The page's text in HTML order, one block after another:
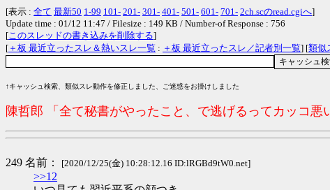
[表示 : 全て 最新50 1-99 101- 201- 301- 401- 501- 601- 701- 2ch.scのread.cgiへ]
Update time : 01/12 11:47 / Filesize : 149 KB / Number-of Response : 756
[このスレッドの書き込みを削除する]
[ ＋板 最近立ったスレ＆熱いスレ一覧 : ＋板 最近立ったスレ／記者別一覧] [類似
↑キャッシュ検索、類似スレ動作を修正しました、ご迷惑をお掛けしました
陳哲郎 「全て秘書がやったこと、で逃げるってカッコ悪
249 名前： [2020/12/25(金) 10:28:12.16 ID:lRGBd9tW0.net]
>>12